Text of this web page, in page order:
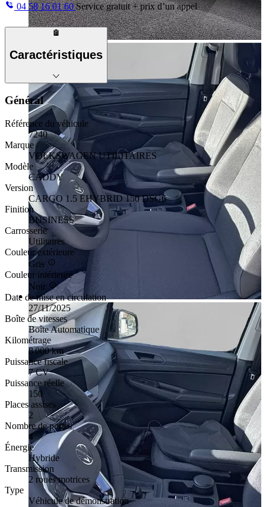
04 58 16 01 60Service gratuit + prix d’un appel
Caractéristiques
Général
Référence du véhicule
7240
Marque
VOLKSWAGEN UTILITAIRES
Modèle
CADDY
Version
CARGO 1.5 EHYBRID 150 DSG6
Finition
BUSINESS
Carrosserie
Utilitaires
Couleur extérieure
Gris
Couleur intérieure
Noir
Date de mise en circulation
27/11/2025
Boîte de vitesses
Boîte Automatique
Kilométrage
8 000 km
Puissance fiscale
7 CV
Puissance réelle
150
Places assises
2
Nombre de portes
4
Énergie
Hybride
Transmission
2 roues motrices
Type
Véhicule de démonstration